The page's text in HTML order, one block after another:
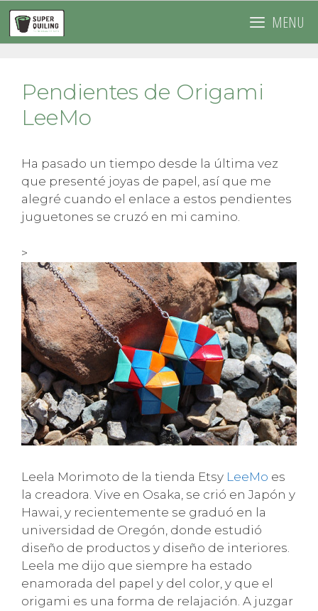
Saltar
contenido
MENU
Pendientes de Origami
LeeMo
Ha pasado un tiempo desde la última vez
que presenté joyas de papel, así que me
alegré cuando el enlace a estos pendientes
juguetones se cruzó en mi camino.
>
Leela Morimoto de la tienda Etsy LeeMo es
la creadora. Vive en Osaka, se crió en Japón y
Hawai, y recientemente se graduó en la
universidad de Oregón, donde estudió
diseño de productos y diseño de interiores.
Leela me dijo que siempre ha estado
enamorada del papel y del color, y que el
origami es una forma de relajación. A juzgar